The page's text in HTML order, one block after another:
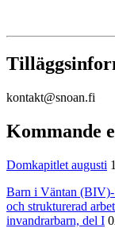
kontakt@snoan.fi
Kommande
Domkapitlet augusti
Barn i Väntan (BIV)-
och strukturerad
invandrarbarn, del I